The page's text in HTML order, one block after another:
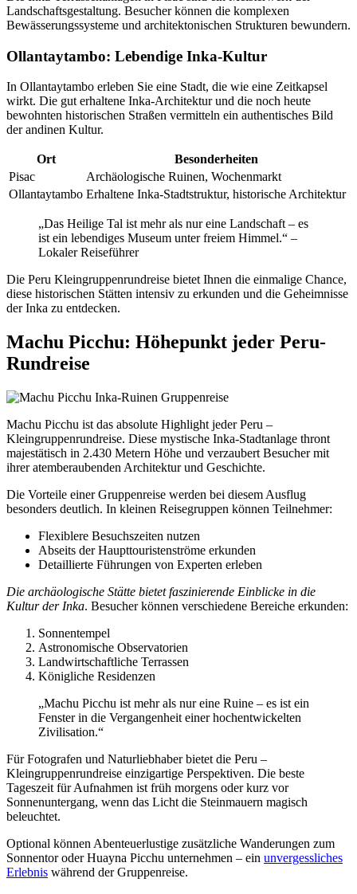
Landschaftsgestaltung. Besucher können die komplexen
Bewässerungssysteme und architektonischen Strukturen bewundern.
Ollantaytambo: Lebendige Inka-Kultur
In Ollantaytambo erleben Sie eine Stadt, die wie eine Zeitkapsel
wirkt. Die gut erhaltene Inka-Architektur und die noch heute
bewohnten historischen Straßen vermitteln ein authentisches Bild
der andinen Kultur.
Ort
Besonderheiten
Pisac
Archäologische Ruinen, Wochenmarkt
Ollantaytambo Erhaltene Inka-Stadtstruktur, historische Architektur
„Das Heilige Tal ist mehr als nur eine Landschaft – es
ist ein lebendiges Museum unter freiem Himmel.“ –
Lokaler Reiseführer
Die Peru Kleingruppenrundreise bietet Ihnen die einmalige Chance,
diese historischen Stätten intensiv zu erkunden und die Geheimnisse
der Inka zu entdecken.
Machu Picchu: Höhepunkt jeder Peru-
Rundreise
Machu Picchu ist das absolute Highlight jeder Peru –
Kleingruppenrundreise. Diese mystische Inka-Stadtanlage thront
majestätisch in 2.430 Metern Höhe und verzaubert Besucher mit
ihrer atemberaubenden Architektur und Geschichte.
Die Vorteile einer Gruppenreise werden bei diesem Ausflug
besonders deutlich. In kleinen Reisegruppen können Teilnehmer:
Flexiblere Besuchszeiten nutzen
Abseits der Haupttouristenströme erkunden
Detaillierte Führungen von Experten erleben
Die archäologische Stätte bietet faszinierende Einblicke in die
Kultur der Inka. Besucher können verschiedene Bereiche erkunden:
Sonnentempel
Astronomische Observatorien
Landwirtschaftliche Terrassen
Königliche Residenzen
„Machu Picchu ist mehr als nur eine Ruine – es ist ein
Fenster in die Vergangenheit einer hochentwickelten
Zivilisation.“
Für Fotografen und Naturliebhaber bietet die Peru –
Kleingruppenrundreise einzigartige Perspektiven. Die beste
Tageszeit für Aufnahmen ist früh morgens oder kurz vor
Sonnenuntergang, wenn das Licht die Steinmauern magisch
beleuchtet.
Optional können Abenteuerlustige zusätzliche Wanderungen zum
Sonnentor oder Huayna Picchu unternehmen – ein unvergessliches
Erlebnis während der Gruppenreise.